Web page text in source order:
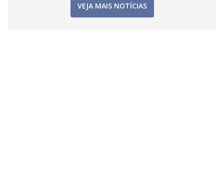
VEJA MAIS NOTÍCIAS